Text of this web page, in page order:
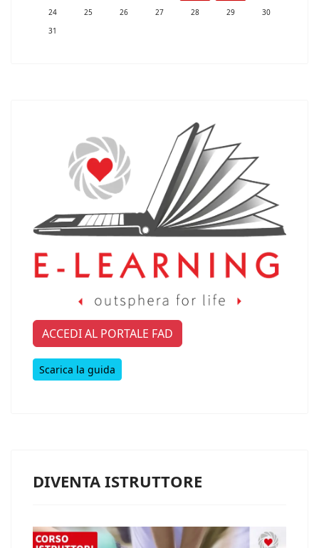
24
25 26 27 28 29
30
31
ACCEDI AL PORTALE FAD
Scarica la guida
DIVENTA ISTRUTTORE